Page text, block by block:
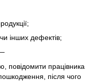
інших дефектів;
повідомити працівника
після чого